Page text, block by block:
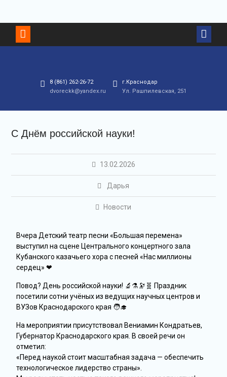
8 (861) 262-26-72
dvoreckk@yandex.ru
г.Краснодар
Ул. Рашпилевская, 251
С Днём российской науки!
13.02.2026
Дарья
Новости
Вчера Детский театр песни «Большая перемена»
выступил на сцене Центрального концертного зала
Кубанского казачьего хора с песней «Нас миллионы
сердец» ❤
Повод? День российской науки! 🔬⚗️🔭🧬 Праздник
посетили сотни учёных из ведущих научных центров и
ВУЗов Краснодарского края 🧑‍🎓
На мероприятии присутствовал Вениамин Кондратьев,
Губернатор Краснодарского края. В своей речи он
отметил:
«Перед наукой стоит масштабная задача — обеспечить
технологическое лидерство страны».